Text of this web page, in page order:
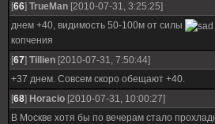
[66] TrueMan [2010-07-31, 3:25:25]
днем +40, видимость 50-100м от силы
копчения
[67] Tillien [2010-07-31, 7:50:44]
+37 днем. Совсем скоро обещают +40.
[68] Horacio [2010-07-31, 10:00:27]
В Москве хотя бы по вечерам стало